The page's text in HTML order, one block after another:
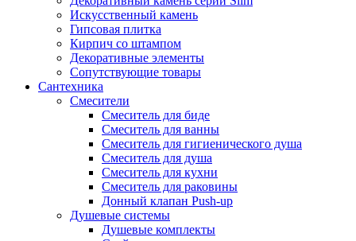
Искусственный камень
Гипсовая плитка
Кирпич со штампом
Декоративные элементы
Сопутствующие товары
Сантехника
Смесители
Смеситель для биде
Смеситель для ванны
Смеситель для гигиенического душа
Смеситель для душа
Смеситель для кухни
Смеситель для раковины
Донный клапан Push-up
Душевые системы
Душевые комплекты